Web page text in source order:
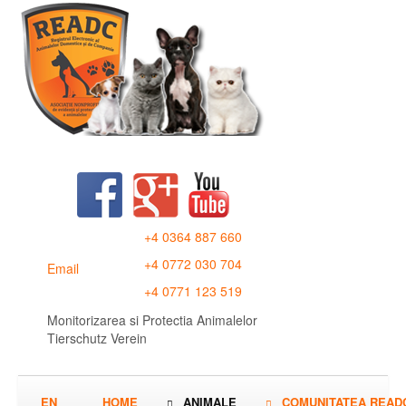
Email
+4 0364 887 660
+4 0772 030 704
+4 0771 123 519
Monitorizarea si Protectia Animalelor
Tierschutz Verein
EN HOME ANIMALE
COMUNITATEA